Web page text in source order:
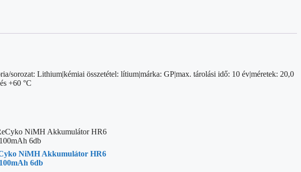
sorozat: Lithium|kémiai összetétel: lítium|márka: GP|max. tárolási idő: 10 év|méretek: 20,0
+60 °C
NiMH Akkumulátor HR6
6db